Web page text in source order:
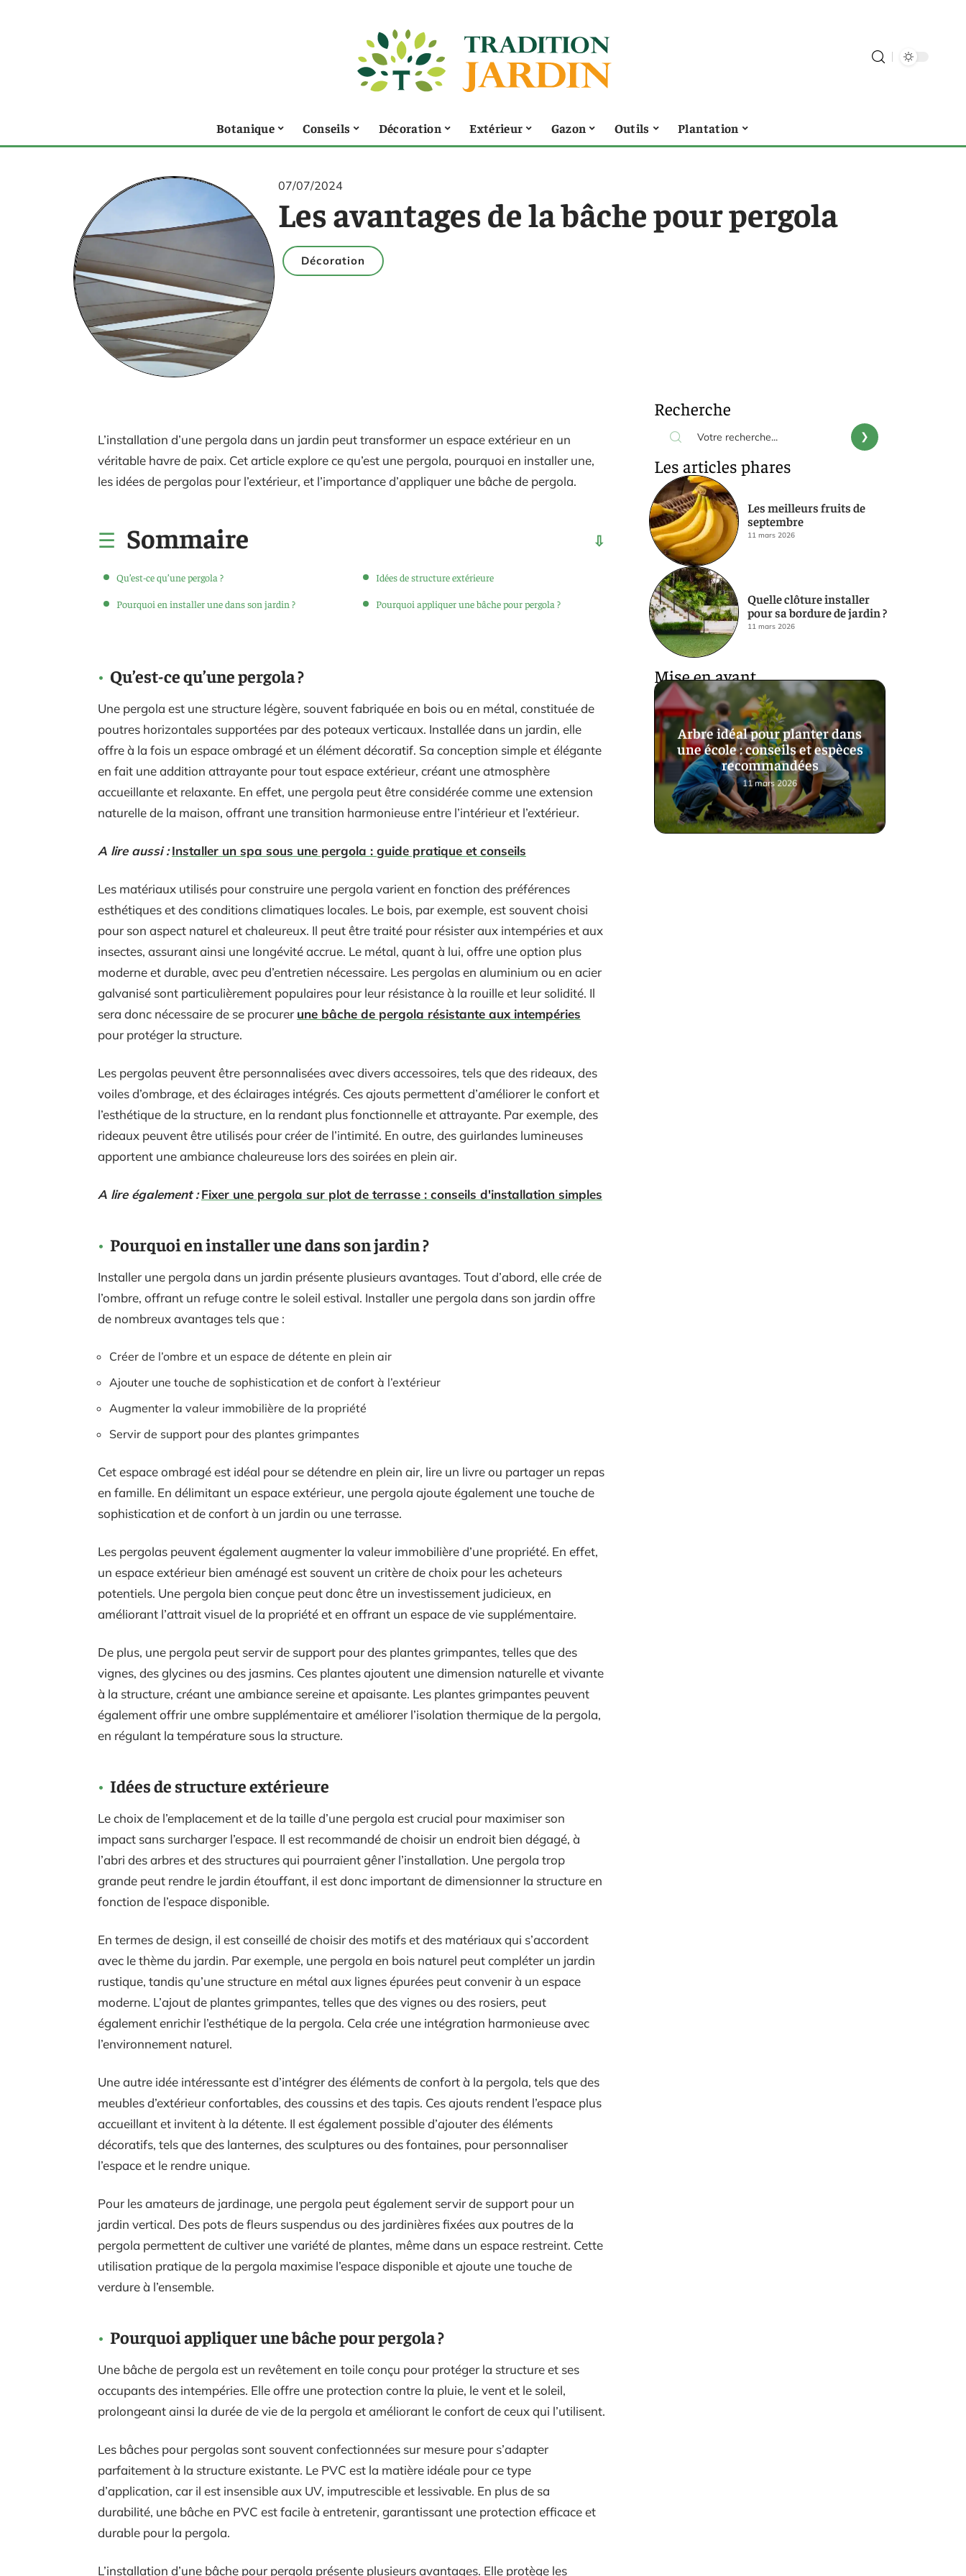
Botanique Conseils Décoration Extérieur Gazon Outils Plantation
07/07/2024
Les avantages de la bâche pour pergola
Décoration
L’installation d’une pergola dans un jardin peut transformer un espace extérieur en un
véritable havre de paix. Cet article explore ce qu’est une pergola, pourquoi en installer une,
les idées de pergolas pour l’extérieur, et l’importance d’appliquer une bâche de pergola.
Sommaire
Qu’est-ce qu’une pergola ?
Pourquoi en installer une dans son jardin ?
Idées de structure extérieure
Pourquoi appliquer une bâche pour pergola ?
Qu’est-ce qu’une pergola ?
Une pergola est une structure légère, souvent fabriquée en bois ou en métal, constituée de
poutres horizontales supportées par des poteaux verticaux. Installée dans un jardin, elle
offre à la fois un espace ombragé et un élément décoratif. Sa conception simple et élégante
en fait une addition attrayante pour tout espace extérieur, créant une atmosphère
accueillante et relaxante. En effet, une pergola peut être considérée comme une extension
naturelle de la maison, offrant une transition harmonieuse entre l’intérieur et l’extérieur.
A lire aussi : Installer un spa sous une pergola : guide pratique et conseils
Les matériaux utilisés pour construire une pergola varient en fonction des préférences
esthétiques et des conditions climatiques locales. Le bois, par exemple, est souvent choisi
pour son aspect naturel et chaleureux. Il peut être traité pour résister aux intempéries et aux
insectes, assurant ainsi une longévité accrue. Le métal, quant à lui, offre une option plus
moderne et durable, avec peu d’entretien nécessaire. Les pergolas en aluminium ou en acier
galvanisé sont particulièrement populaires pour leur résistance à la rouille et leur solidité. Il
sera donc nécessaire de se procurer une bâche de pergola résistante aux intempéries
pour protéger la structure.
Les pergolas peuvent être personnalisées avec divers accessoires, tels que des rideaux, des
voiles d’ombrage, et des éclairages intégrés. Ces ajouts permettent d’améliorer le confort et
l’esthétique de la structure, en la rendant plus fonctionnelle et attrayante. Par exemple, des
rideaux peuvent être utilisés pour créer de l’intimité. En outre, des guirlandes lumineuses
apportent une ambiance chaleureuse lors des soirées en plein air.
A lire également : Fixer une pergola sur plot de terrasse : conseils d'installation simples
Pourquoi en installer une dans son jardin ?
Installer une pergola dans un jardin présente plusieurs avantages. Tout d’abord, elle crée de
l’ombre, offrant un refuge contre le soleil estival. Installer une pergola dans son jardin offre
de nombreux avantages tels que :
Créer de l’ombre et un espace de détente en plein air
Ajouter une touche de sophistication et de confort à l’extérieur
Augmenter la valeur immobilière de la propriété
Servir de support pour des plantes grimpantes
Cet espace ombragé est idéal pour se détendre en plein air, lire un livre ou partager un repas
en famille. En délimitant un espace extérieur, une pergola ajoute également une touche de
sophistication et de confort à un jardin ou une terrasse.
Les pergolas peuvent également augmenter la valeur immobilière d’une propriété. En effet,
un espace extérieur bien aménagé est souvent un critère de choix pour les acheteurs
potentiels. Une pergola bien conçue peut donc être un investissement judicieux, en
améliorant l’attrait visuel de la propriété et en offrant un espace de vie supplémentaire.
De plus, une pergola peut servir de support pour des plantes grimpantes, telles que des
vignes, des glycines ou des jasmins. Ces plantes ajoutent une dimension naturelle et vivante
à la structure, créant une ambiance sereine et apaisante. Les plantes grimpantes peuvent
également offrir une ombre supplémentaire et améliorer l’isolation thermique de la pergola,
en régulant la température sous la structure.
Idées de structure extérieure
Le choix de l’emplacement et de la taille d’une pergola est crucial pour maximiser son
impact sans surcharger l’espace. Il est recommandé de choisir un endroit bien dégagé, à
l’abri des arbres et des structures qui pourraient gêner l’installation. Une pergola trop
grande peut rendre le jardin étouffant, il est donc important de dimensionner la structure en
fonction de l’espace disponible.
En termes de design, il est conseillé de choisir des motifs et des matériaux qui s’accordent
avec le thème du jardin. Par exemple, une pergola en bois naturel peut compléter un jardin
rustique, tandis qu’une structure en métal aux lignes épurées peut convenir à un espace
moderne. L’ajout de plantes grimpantes, telles que des vignes ou des rosiers, peut
également enrichir l’esthétique de la pergola. Cela crée une intégration harmonieuse avec
l’environnement naturel.
Une autre idée intéressante est d’intégrer des éléments de confort à la pergola, tels que des
meubles d’extérieur confortables, des coussins et des tapis. Ces ajouts rendent l’espace plus
accueillant et invitent à la détente. Il est également possible d’ajouter des éléments
décoratifs, tels que des lanternes, des sculptures ou des fontaines, pour personnaliser
l’espace et le rendre unique.
Pour les amateurs de jardinage, une pergola peut également servir de support pour un
jardin vertical. Des pots de fleurs suspendus ou des jardinières fixées aux poutres de la
pergola permettent de cultiver une variété de plantes, même dans un espace restreint. Cette
utilisation pratique de la pergola maximise l’espace disponible et ajoute une touche de
verdure à l’ensemble.
Pourquoi appliquer une bâche pour pergola ?
Une bâche de pergola est un revêtement en toile conçu pour protéger la structure et ses
occupants des intempéries. Elle offre une protection contre la pluie, le vent et le soleil,
prolongeant ainsi la durée de vie de la pergola et améliorant le confort de ceux qui l’utilisent.
Les bâches pour pergolas sont souvent confectionnées sur mesure pour s’adapter
parfaitement à la structure existante. Le PVC est la matière idéale pour ce type
d’application, car il est insensible aux UV, imputrescible et lessivable. En plus de sa
durabilité, une bâche en PVC est facile à entretenir, garantissant une protection efficace et
durable pour la pergola.
L’installation d’une bâche pour pergola présente plusieurs avantages. Elle protège les
Recherche
Les articles phares
Les meilleurs fruits de
septembre
11 mars 2026
Quelle clôture installer
pour sa bordure de jardin ?
11 mars 2026
Mise en avant
Arbre idéal pour planter dans
une école : conseils et espèces
recommandées
11 mars 2026